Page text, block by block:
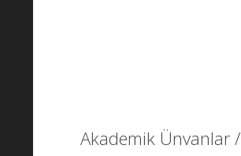
Akademik Ünvanlar /